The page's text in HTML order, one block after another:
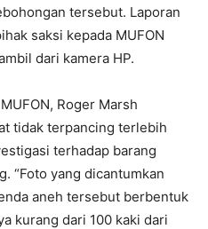
tersebut. Laporan
saksi kepada MUFON
dari kamera HP.
MUFON, Roger Marsh
tidak terpancing terlebih
terhadap barang
“Foto yang dicantumkan
aneh tersebut berbentuk
kurang dari 100 kaki dari